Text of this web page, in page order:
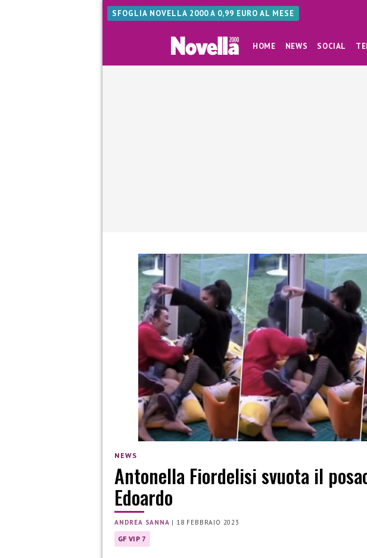
SFOGLIA NOVELLA 2000 A 0,99 EURO AL MESE
HOME NEWS SOCIAL
NEWS
Antonella Fiordelisi svuota il
Edoardo
ANDREA SANNA | 18 FEBBRAIO 2023
GF VIP 7